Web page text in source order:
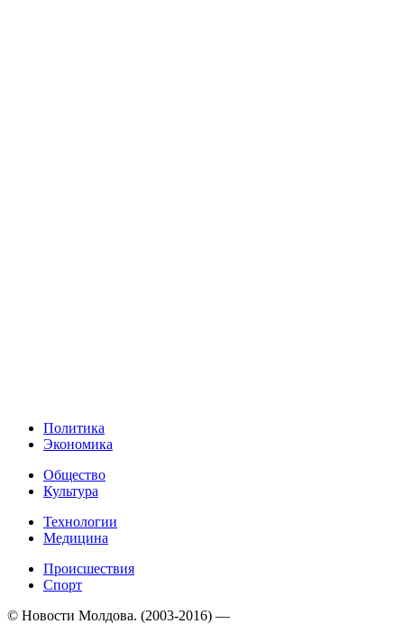
Политика
Экономика
Общество
Культура
Технологии
Медицина
Происшествия
Спорт
© Новости Молдова. (2003-2016) —